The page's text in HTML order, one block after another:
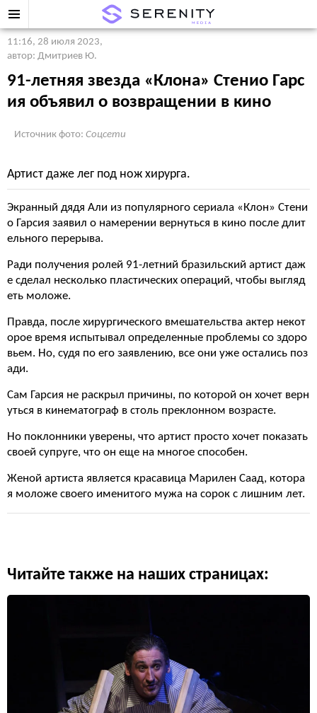
11:16, 28 июля 2023,
автор: Дмитриев Ю.
91-летняя звезда «Клона» Стенио Гарс
ия объявил о возвращении в кино
Источник фото: Соцсети
Артист даже лег под нож хирурга.
Экранный дядя Али из популярного сериала «Клон» Стени
о Гарсия заявил о намерении вернуться в кино после длит
ельного перерыва.
Ради получения ролей 91-летний бразильский артист даж
е сделал несколько пластических операций, чтобы выгляд
еть моложе.
Правда, после хирургического вмешательства актер некот
орое время испытывал определенные проблемы со здоро
вьем. Но, судя по его заявлению, все они уже остались поз
ади.
Сам Гарсия не раскрыл причины, по которой он хочет верн
уться в кинематограф в столь преклонном возрасте.
Но поклонники уверены, что артист просто хочет показать
своей супруге, что он еще на многое способен.
Женой артиста является красавица Марилен Саад, котора
я моложе своего именитого мужа на сорок с лишним лет.
Читайте также на наших страницах: